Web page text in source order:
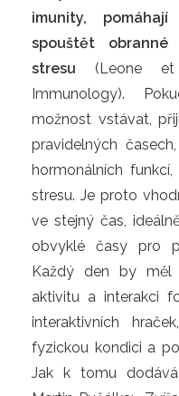
imunity,
spouštět
stresu (Leone
Immunology).
možnost vstávat,
pravidelných
hormonálních
stresu. Je proto
ve stejný čas,
obvyklé časy pro
Každý den by
aktivitu a interakci
interaktivních
fyzickou kondici a
Jak k tomu